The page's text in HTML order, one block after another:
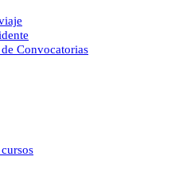
Convocatorias